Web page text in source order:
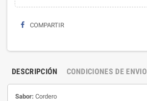
COMPARTIR
DESCRIPCIÓN CONDICIONES DE ENVIO
Sabor: Cordero